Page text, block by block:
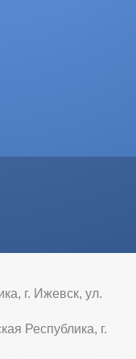
г. Ижевск, ул.
Республика, г.